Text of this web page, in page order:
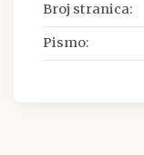
Broj stranica:
Pismo: